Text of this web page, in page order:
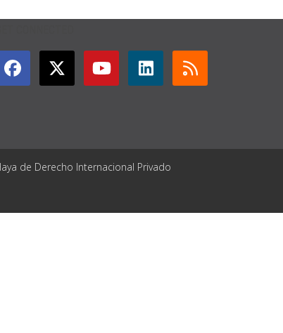
de Derecho Internacional Privado